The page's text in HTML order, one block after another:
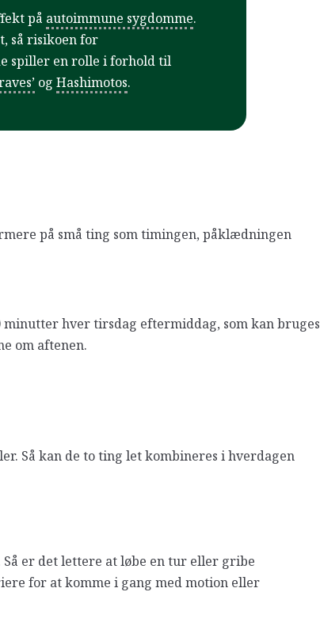
på autoimmune sygdomme.
så risikoen for
spiller en rolle i forhold til
og Hashimotos.
på små ting som timingen, påklædningen
hver tirsdag eftermiddag, som kan bruges
om aftenen.
Så kan de to ting let kombineres i hverdagen
er det lettere at løbe en tur eller gribe
for at komme i gang med motion eller